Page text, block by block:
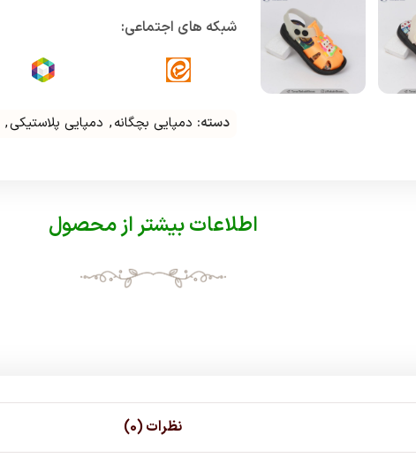
شبکه های اجتماعی:
دسته: دمپایی بچگانه, دمپایی پلاستیکی,
اطلاعات بیشتر از محصول
نظرات (0)